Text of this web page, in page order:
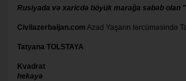
Rusiyada və xaricdə böyük marağa səbəb olan
Civilazerbaijan.com Azad Yaşarın tərcüməsində
Tatyana TOLSTAYA
Kvadrat
hekayə